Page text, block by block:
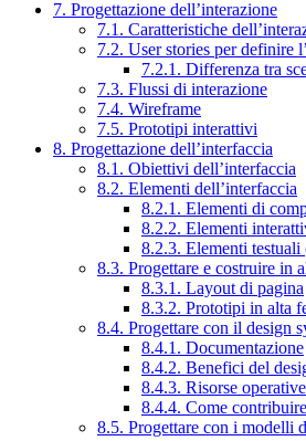
7. Progettazione dell’interazione
7.1. Caratteristiche
7.2. User stories per definire
7.2.1. Differenza tra
7.3. Flussi di interazione
7.4. Wireframe
7.5. Prototipi interattivi
8. Progettazione dell’interfaccia
8.1. Obiettivi dell’interfaccia
8.2. Elementi dell’interfaccia
8.2.1. Elementi di
8.2.2. Elementi
8.2.3. Elementi testuali
8.3. Progettare e costruire in
8.3.1. Layout di pagina
8.3.2. Prototipi in alta
8.4. Progettare con il design
8.4.1. Documentazione
8.4.2. Benefici del
8.4.3. Risorse operative
8.4.4. Come
8.5. Progettare con i modelli